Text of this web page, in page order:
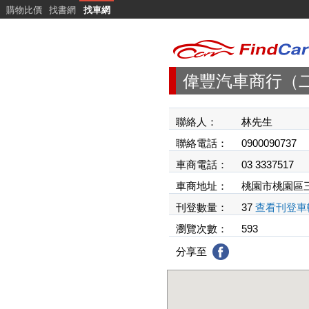
購物比價 找書網 找車網
偉豐汽車商行（
聯絡人：
林先生
聯絡電話：
0900090737
車商電話：
03 3337517
車商地址：
桃園市桃園區
刊登數量：
37 查看刊登車
瀏覽次數：
593
分享至